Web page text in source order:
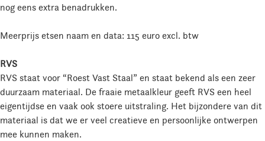
nog eens extra benadrukken.
Meerprijs etsen naam en data: 115 euro excl. btw
RVS
RVS staat voor “Roest Vast Staal” en staat bekend als een zeer
duurzaam materiaal. De fraaie metaalkleur geeft RVS een heel
eigentijdse en vaak ook stoere uitstraling. Het bijzondere van dit
materiaal is dat we er veel creatieve en persoonlijke ontwerpen
mee kunnen maken.